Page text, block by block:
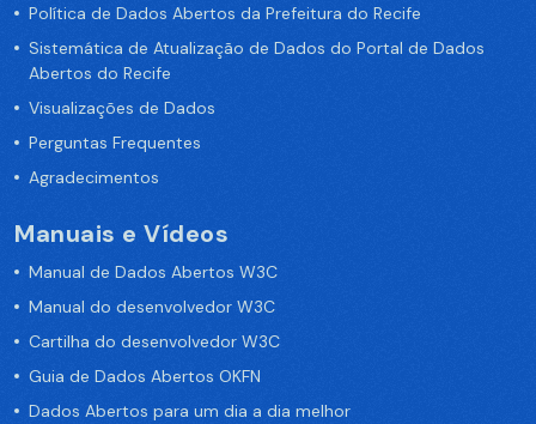
Política de Dados Abertos da Prefeitura do Recife
Sistemática de Atualização de Dados do Portal de Dados
Abertos do Recife
Visualizações de Dados
Perguntas Frequentes
Agradecimentos
Manuais e Vídeos
Manual de Dados Abertos W3C
Manual do desenvolvedor W3C
Cartilha do desenvolvedor W3C
Guia de Dados Abertos OKFN
Dados Abertos para um dia a dia melhor